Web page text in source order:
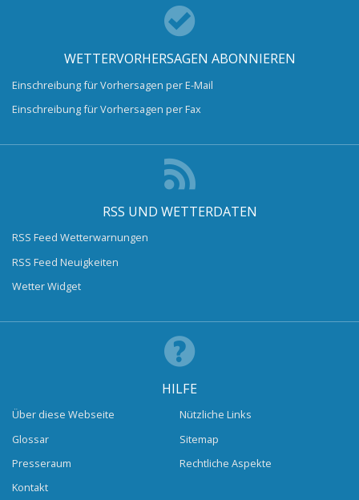
WETTERVORHERSAGEN ABONNIEREN
Einschreibung für Vorhersagen per E-Mail
Einschreibung für Vorhersagen per Fax
RSS UND WETTERDATEN
RSS Feed Wetterwarnungen
RSS Feed Neuigkeiten
Wetter Widget
HILFE
Über diese Webseite
Glossar
Presseraum
Kontakt
Nützliche Links
Sitemap
Rechtliche Aspekte